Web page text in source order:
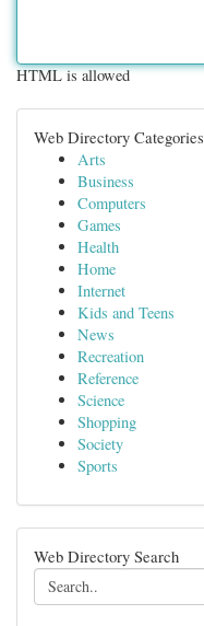
HTML is allowed
Web Directory Categories
Arts
Business
Computers
Games
Health
Home
Internet
Kids and Teens
News
Recreation
Reference
Science
Shopping
Society
Sports
Web Directory Search